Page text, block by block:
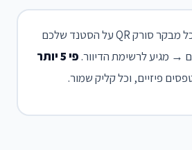
בכנסים ובאירועים, כל מבקר סורק QR על הסטנד שלכם
→ מגיע לרשימת הדיוור.
פי 5 יותר
פיזיים, וכל קליק שמור.